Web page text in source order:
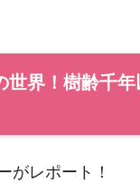
世界！樹齢千
がレポート！